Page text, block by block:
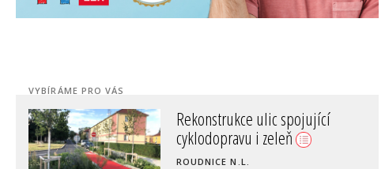
VYBÍRÁME PRO VÁS
Rekonstrukce ulic spojující
cyklodopravu i zeleň
ROUDNICE N.L.